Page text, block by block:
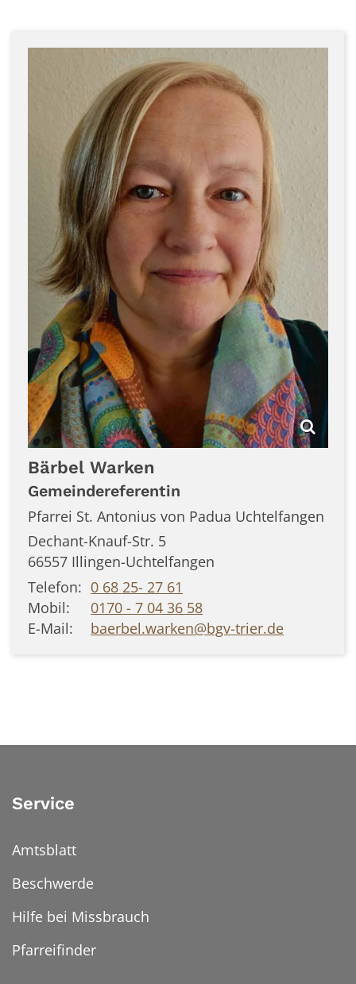
Bärbel Warken
Gemeindereferentin
Pfarrei St. Antonius von Padua Uchtelfangen
Dechant-Knauf-Str. 5
66557 Illingen-Uchtelfangen
Telefon: 0 68 25- 27 61
Mobil:
0170 - 7 04 36 58
E-Mail:
baerbel.warken@bgv-trier.de
Service
Amtsblatt
Beschwerde
Hilfe bei Missbrauch
Pfarreifinder